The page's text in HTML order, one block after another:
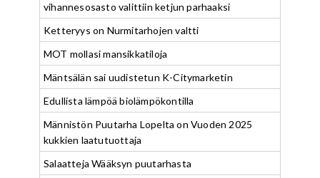
vihannesosasto valittiin ketjun parhaaksi
Ketteryys on Nurmitarhojen valtti
MOT mollasi mansikkatiloja
Mäntsälän sai uudistetun K-Citymarketin
Edullista lämpöä biolämpökontilla
Männistön Puutarha Lopelta on Vuoden 2025
kukkien laatutuottaja
Salaatteja Wääksyn puutarhasta